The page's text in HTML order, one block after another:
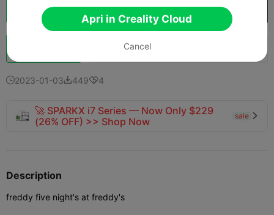
Cloud Slice Apri in Creality Cloud
139
2023-01-034494
🚀 SPARKX i7 Series — Now Only $229
(26% OFF) >> Shop Now
sale 
Description
freddy five night's at freddy's
Apri in Creality Cloud
Cancel